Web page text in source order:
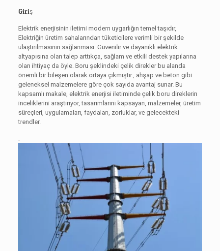
Giriş
Elektrik enerjisinin iletimi modern uygarlığın temel taşıdır,
Elektriğin üretim sahalarından tüketicilere verimli bir şekilde
ulaştırılmasının sağlanması. Güvenilir ve dayanıklı elektrik
altyapısına olan talep arttıkça, sağlam ve etkili destek yapılarına
olan ihtiyaç da öyle. Boru şeklindeki çelik direkler bu alanda
önemli bir bileşen olarak ortaya çıkmıştır., ahşap ve beton gibi
geleneksel malzemelere göre çok sayıda avantaj sunar. Bu
kapsamlı makale, elektrik enerjisi iletiminde çelik boru direklerin
inceliklerini araştırıyor, tasarımlarını kapsayan, malzemeler, üretim
süreçleri, uygulamaları, faydaları, zorluklar, ve gelecekteki
trendler.